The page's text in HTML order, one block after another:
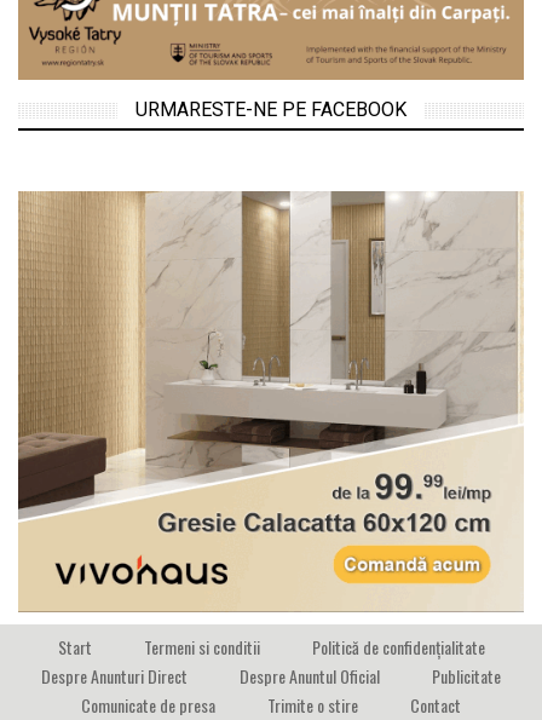
URMARESTE-NE PE FACEBOOK
Start Termeni si conditii
Politică de confidențialitate
Despre Anunturi Direct
Despre Anuntul Oficial
Publicitate
Comunicate de presa
Trimite o stire Contact